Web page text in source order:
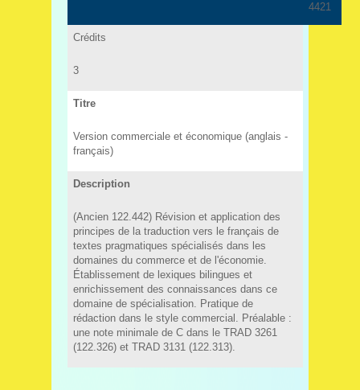
4421
Crédits
3
Titre
Version commerciale et économique (anglais -
français)
Description
(Ancien 122.442) Révision et application des
principes de la traduction vers le français de
textes pragmatiques spécialisés dans les
domaines du commerce et de l'économie.
Établissement de lexiques bilingues et
enrichissement des connaissances dans ce
domaine de spécialisation. Pratique de
rédaction dans le style commercial. Préalable :
une note minimale de C dans le TRAD 3261
(122.326) et TRAD 3131 (122.313).